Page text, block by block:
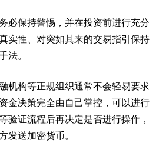
必保持警惕，并在投资前进行充分
实性、对突如其来的交易指引保持
法。
机构等正规组织通常不会轻易要求
金决策完全由自己掌控，可以进行
验证流程后再决定是否进行操作，
发送加密货币。